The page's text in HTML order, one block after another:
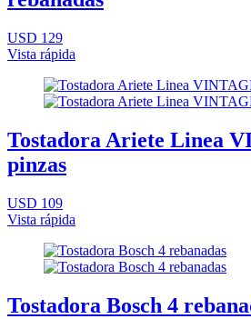
USD 129
Vista rápida
Tostadora Ariete Linea
pinzas
USD 109
Vista rápida
Tostadora Bosch 4